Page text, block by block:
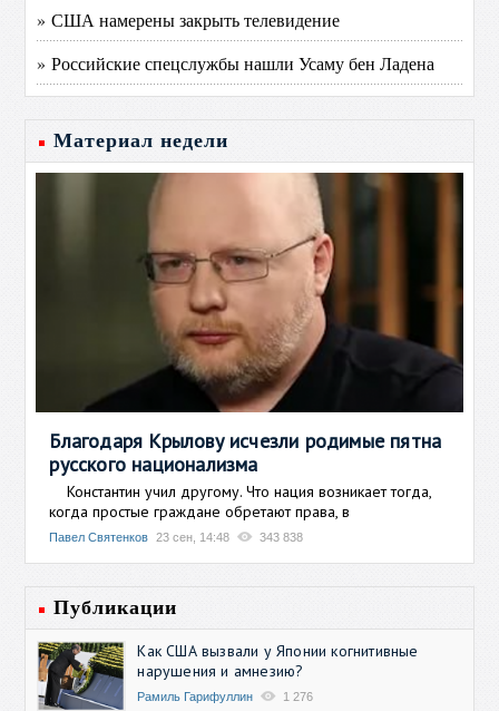
» США намерены закрыть телевидение
» Российские спецслужбы нашли Усаму бен Ладена
Материал недели
Благодаря Крылову исчезли родимые пятна
русского национализма
Константин учил другому. Что нация возникает тогда,
когда простые граждане обретают права, в
Павел Святенков 23 сен, 14:48 343 838
Публикации
Как США вызвали у Японии когнитивные
нарушения и амнезию?
Рамиль Гарифуллин 1 276